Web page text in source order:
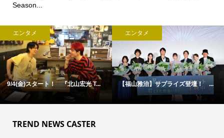
Season...
エンタメ
9/4(金)スタート！ 『北山宏光 T...
エンタメ
【福山雅治】サプライズ登壇！ ...
TREND NEWS CASTER